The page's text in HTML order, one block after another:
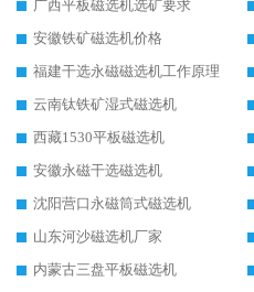
广西平板磁选机选矿要求
安徽铁矿磁选机价格
福建干选永磁磁选机工作原理
云南钛铁矿湿式磁选机
西藏1530平板磁选机
安徽永磁干选磁选机
沈阳营口永磁筒式磁选机
山东河沙磁选机厂家
内蒙古三盘平板磁选机